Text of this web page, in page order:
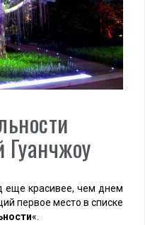
Гуанчжоу
еще красивее, чем днем
первое место в списке
«.